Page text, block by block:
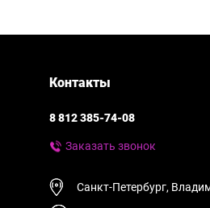
Контакты
8 812 385-74-08
Заказать звонок
Санкт-Петербург,